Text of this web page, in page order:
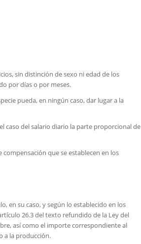
sin distinción de sexo ni edad de los
por días o por meses.
pueda, en ningún caso, dar lugar a la
caso del salario diario la parte proporcional de
que se establecen en los
en su caso, y según lo establecido en los
26.3 del texto refundido de la Ley del
así como el importe correspondiente al
a la producción.